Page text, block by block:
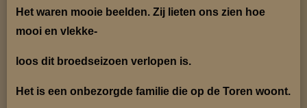
Het waren mooie beelden. Zij lieten ons zien hoe
mooi en vlekke-
loos dit broedseizoen verlopen is.
Het is een onbezorgde familie die op de Toren woont.